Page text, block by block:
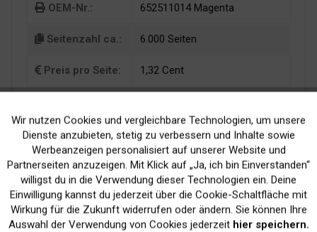
OEM-Nr.: 652511014 Magenta
Seitenzahl ca.: 6.000 Seiten
Preis pro Seite: 1,32 Cent
Kein Verlust der
Druckergarantie
Versand innerhalb von
24H*
Funktionale Aktiv
Marketing Inaktiv
Tracking Inaktiv
Wir nutzen Cookies und vergleichbare Technologien, um unsere
Dienste anzubieten, stetig zu verbessern und Inhalte sowie
Werbeanzeigen personalisiert auf unserer Website und
Partnerseiten anzuzeigen. Mit Klick auf „Ja, ich bin Einverstanden“
willigst du in die Verwendung dieser Technologien ein. Deine
Einwilligung kannst du jederzeit über die Cookie-Schaltfläche mit
Wirkung für die Zukunft widerrufen oder ändern. Sie können Ihre
Auswahl der Verwendung von Cookies jederzeit hier speichern.